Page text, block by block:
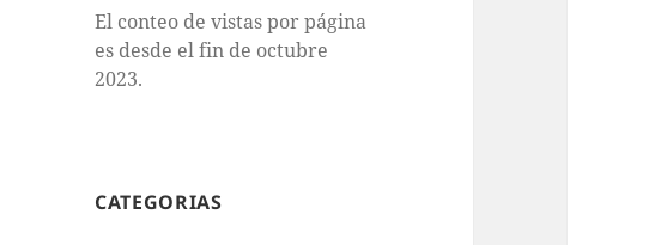
El conteo de vistas por página
es desde el fin de octubre
2023.
CATEGORIAS